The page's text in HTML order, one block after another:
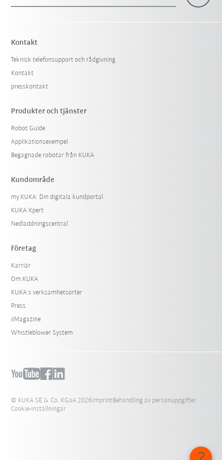
Kontakt
Teknisk telefonsupport och rådgivning
Kontakt
presskontakt
Produkter och tjänster
Robot Guide
Applikationsexempel
Begagnade robotar från KUKA
Kundområde
my.KUKA: Din digitala kundportal
KUKA Xpert
Nedladdningscentral
Företag
Karriär
Om KUKA
KUKA:s verksamhetsorter
Press
iiMagazine
Whistleblower System
© KUKA SE & Co. KGaA 2026ImprintBehandling av personuppgifter
Cookie-inställningar